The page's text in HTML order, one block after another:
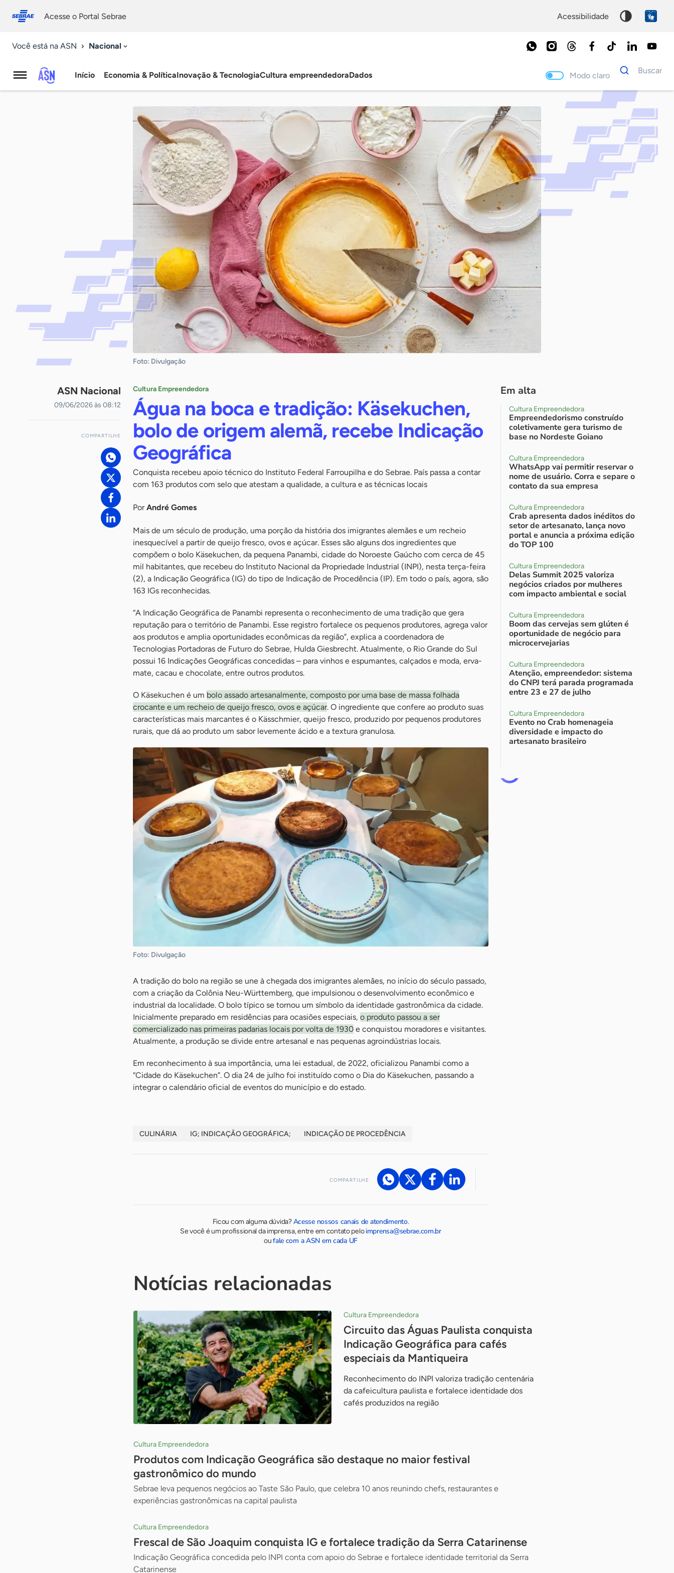
conosco
Acesse o Portal Sebrae acessibilidade
Você está na ASN Nacional
Agência
Início Economia & PolíticaInovação & TecnologiaCultura empreendedoraDados Modo claro
Dados
para
Buscar
Palavra
chave
Foto: Divulgação
ASN Nacional
09/06/2026 às 08:12
COMPARTILHE
Cultura Empreendedora
Água na boca e tradição: Käsekuchen,
bolo de origem alemã, recebe Indicação
Geográfica
Conquista recebeu apoio técnico do Instituto Federal Farroupilha e do Sebrae. País passa a contar
com 163 produtos com selo que atestam a qualidade, a cultura e as técnicas locais
PorAndré Gomes
Mais de um século de produção, uma porção da história dos imigrantes alemães e um recheio
inesquecível a partir de queijo fresco, ovos e açúcar. Esses são alguns dos ingredientes que
compõem o bolo Käsekuchen, da pequena Panambi, cidade do Noroeste Gaúcho com cerca de 45
mil habitantes, que recebeu do Instituto Nacional da Propriedade Industrial (INPI), nesta terça-feira
(2), a Indicação Geográfica (IG) do tipo de Indicação de Procedência (IP). Em todo o país, agora, são
163 IGs reconhecidas.
“A Indicação Geográfica de Panambi representa o reconhecimento de uma tradição que gera
reputação para o território de Panambi. Esse registro fortalece os pequenos produtores, agrega valor
aos produtos e amplia oportunidades econômicas da região”, explica a coordenadora de
Tecnologias Portadoras de Futuro do Sebrae, Hulda Giesbrecht. Atualmente, o Rio Grande do Sul
possui 16 Indicações Geográficas concedidas – para vinhos e espumantes, calçados e moda, erva-
mate, cacau e chocolate, entre outros produtos.
O Käsekuchen é um bolo assado artesanalmente, composto por uma base de massa folhada
crocante e um recheio de queijo fresco, ovos e açúcar. O ingrediente que confere ao produto suas
características mais marcantes é o Kässchmier, queijo fresco, produzido por pequenos produtores
rurais, que dá ao produto um sabor levemente ácido e a textura granulosa.
Foto: Divulgação
A tradição do bolo na região se une à chegada dos imigrantes alemães, no início do século passado,
com a criação da Colônia Neu-Württemberg, que impulsionou o desenvolvimento econômico e
industrial da localidade. O bolo típico se tornou um símbolo da identidade gastronômica da cidade.
Inicialmente preparado em residências para ocasiões especiais, o produto passou a ser
comercializado nas primeiras padarias locais por volta de 1930 e conquistou moradores e visitantes.
Atualmente, a produção se divide entre artesanal e nas pequenas agroindústrias locais.
Em reconhecimento à sua importância, uma lei estadual, de 2022, oficializou Panambi como a
“Cidade do Käsekuchen”. O dia 24 de julho foi instituído como o Dia do Käsekuchen, passando a
integrar o calendário oficial de eventos do município e do estado.
CULINÁRIA IG; INDICAÇÃO GEOGRÁFICA; INDICAÇÃO DE PROCEDÊNCIA
COMPARTILHE
Ficou com alguma dúvida?Acesse nossos canais de atendimento.
Se você é um profissional da imprensa, entre em contato peloimprensa@sebrae.com.br
oufale com a ASN em cada UF
Em alta
Cultura Empreendedora
Empreendedorismo construído
coletivamente gera turismo de
base no Nordeste Goiano
Cultura Empreendedora
WhatsApp vai permitir reservar o
nome de usuário. Corra e separe o
contato da sua empresa
Cultura Empreendedora
Crab apresenta dados inéditos do
setor de artesanato, lança novo
portal e anuncia a próxima edição
do TOP 100
Cultura Empreendedora
Delas Summit 2025 valoriza
negócios criados por mulheres
com impacto ambiental e social
Cultura Empreendedora
Boom das cervejas sem glúten é
oportunidade de negócio para
microcervejarias
Cultura Empreendedora
Atenção, empreendedor: sistema
do CNPJ terá parada programada
entre 23 e 27 de julho
Cultura Empreendedora
Evento no Crab homenageia
diversidade e impacto do
artesanato brasileiro
Notícias relacionadas
Cultura Empreendedora
Circuito das Águas Paulista conquista
Indicação Geográfica para cafés
especiais da Mantiqueira
Reconhecimento do INPI valoriza tradição centenária
da cafeicultura paulista e fortalece identidade dos
cafés produzidos na região
Cultura Empreendedora
Produtos com Indicação Geográfica são destaque no maior festival
gastronômico do mundo
Sebrae leva pequenos negócios ao Taste São Paulo, que celebra 10 anos reunindo chefs, restaurantes e
experiências gastronômicas na capital paulista
Cultura Empreendedora
Frescal de São Joaquim conquista IG e fortalece tradição da Serra Catarinense
Indicação Geográfica concedida pelo INPI conta com apoio do Sebrae e fortalece identidade territorial da Serra
Catarinense